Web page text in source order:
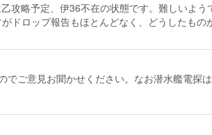
攻略予定、伊36不在の状態です。難しいよう
ドロップ報告もほとんどなく、どうしたもの
でご意見お聞かせください。なお潜水艦電探は